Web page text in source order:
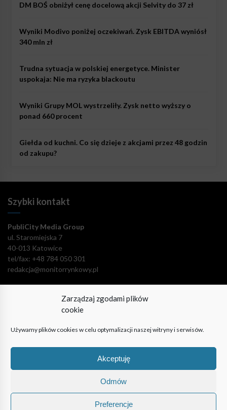
Zarządzaj zgodami plików
cookie
Używamy plików cookies w celu optymalizacji naszej witryny i serwisów.
Akceptuję
Odmów
Preferencje
DM BOŚ obniżył cenę docelową akcji Selvity do 37 zł
Wyniki Modivo poniżej oczekiwań. Zysk EBITDA wyniósł
340 mln zł
Trudna sytuacja w polskiej energetyce. Minister
uspokaja: Nie ma ryzyka blackoutu
Wyniki Grupy MOL wystrzeliły. Zysk netto wyższy o
ponad 660 procent
Giełda od kuchni. Co się dzieje z akcjami przez 48 godzin
od zakupu?
Szybki kontakt
PubliCity Media Group
ul. Staromiejska 7
40-013 Katowice
tel/fax: +48 784 050 301
redakcja@monitorrynkowy.pl